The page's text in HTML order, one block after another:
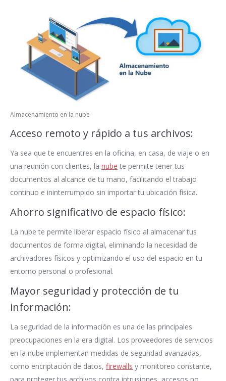
Almacenamiento en la nube
Acceso remoto y rápido a tus archivos:
Ya sea que te encuentres en la oficina, en casa, de viaje o en
una reunión con clientes, la nube te permite tener tus
documentos al alcance de tu mano, facilitando el trabajo
continuo e ininterrumpido sin importar tu ubicación física.
Ahorro significativo de espacio físico:
La nube te permite liberar espacio físico al almacenar tus
documentos de forma digital, eliminando la necesidad de
archivadores físicos y optimizando el uso del espacio en tu
entorno personal o profesional.
Mayor seguridad y protección de tu
información:
La seguridad de la información es una de las principales
preocupaciones en la era digital. Los proveedores de servicios
en la nube implementan medidas de seguridad avanzadas,
como encriptación de datos, firewalls y monitoreo constante,
para proteger tus archivos contra intrusiones, accesos no